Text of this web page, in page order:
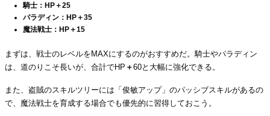
騎士：HP＋25
パラディン：HP＋35
魔法戦士：HP＋15
まずは、戦士のレベルをMAXにするのがおすすめだ。騎士やパラディン
は、道のりこそ長いが、合計でHP ＋60と大幅に強化できる。
また、盗賊のスキルツリーには「俊敏アップ」のパッシブスキルがあるの
で、魔法戦士を育成する場合でも優先的に習得しておこう。